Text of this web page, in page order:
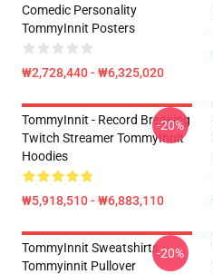
Comedic Personality
TommyInnit Posters
₩2,728,440 - ₩6,325,020
TommyInnit - Record Breaking
Twitch Streamer TommyInnit
Hoodies
₩5,918,510 - ₩6,883,110
-20%
TommyInnit Sweatshirts -
Tommyinnit Pullover
-20%